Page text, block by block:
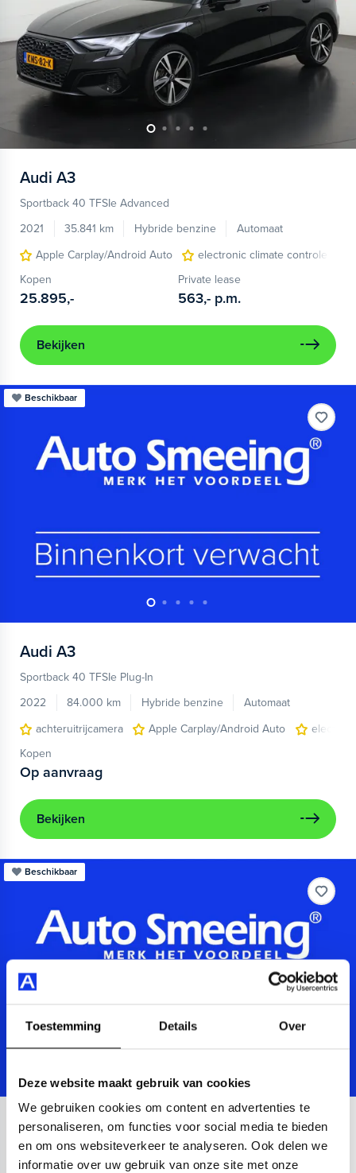
Toestemming Details Over
Deze website maakt gebruik van cookies
We gebruiken cookies om content en advertenties te
personaliseren, om functies voor social media te bieden
en om ons websiteverkeer te analyseren. Ook delen we
informatie over uw gebruik van onze site met onze
Audi A3
Sportback 40 TFSIe Advanced
2021
35.841 km Hybride benzine
Automaat
Apple Carplay/Android Auto
electronic climate controle
Kopen
25.895,-
Private lease
563,- p.m.
Bekijken
Beschikbaar
Audi A3
Sportback 40 TFSIe Plug-In
2022
84.000 km Hybride benzine
Automaat
achteruitrijcamera
Apple Carplay/Android Auto
Kopen
Op aanvraag
Bekijken
Beschikbaar
Audi A3
Sportback 40 TFSIe Advanced